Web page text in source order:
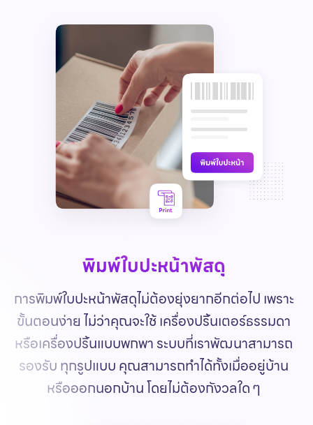
พิมพ์ใบปะหน้าพัสดุ
การพิมพ์ใบปะหน้าพัสดุไม่ต้องยุ่งยากอีกต่อไป เพราะ
ขั้นตอนง่าย ไม่ว่าคุณจะใช้ เครื่องปริ้นเตอร์ธรรมดา
หรือเครื่องปริ้นแบบพกพา ระบบที่เราพัฒนาสามารถ
รองรับ ทุกรูปแบบ คุณสามารถทำได้ทั้งเมื่ออยู่บ้าน
หรือออกนอกบ้าน โดยไม่ต้องกังวลใด ๆ